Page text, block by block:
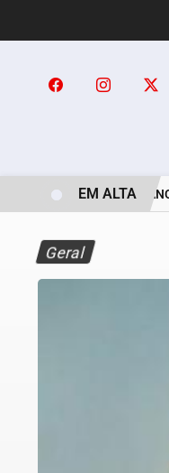
RAPAZ DE 24 ANOS
EM ALTA
Geral